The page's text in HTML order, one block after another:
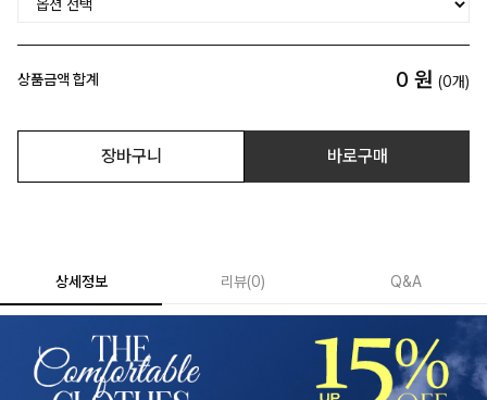
상품금액 합계 0 원 (0개)
장바구니 바로구매
상세정보 리뷰(0) Q&A